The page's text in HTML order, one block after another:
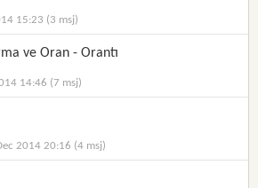
15:23 (3 msj)
ve Oran - Orantı
14:46 (7 msj)
2014 20:16 (4 msj)